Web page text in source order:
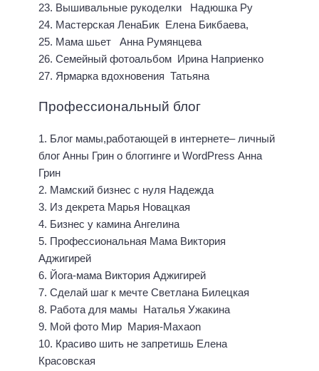
23. Вышивальные рукоделки Надюшка Ру
24. Мастерская ЛенаБик Елена Бикбаева,
25. Мама шьет Анна Румянцева
26. Семейный фотоальбом Ирина Наприенко
27. Ярмарка вдохновения Татьяна
Профессиональный блог
1. Блог мамы,работающей в интернете– личный
блог Анны Грин о блоггинге и WordPress Анна
Грин
2. Мамский бизнес с нуля Надежда
3. Из декрета Марья Новацкая
4. Бизнес у камина Ангелина
5. Профессиональная Мама Виктория
Аджигирей
6. Йога-мама Виктория Аджигирей
7. Сделай шаг к мечте Светлана Билецкая
8. Работа для мамы Наталья Ужакина
9. Мой фото Мир Мария-Maxaon
10. Красиво шить не запретишь Елена
Красовская